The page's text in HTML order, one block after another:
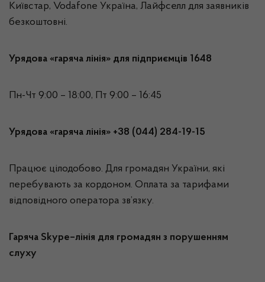
Київстар, Vodafone Україна, Лайфселл для заявників
безкоштовні.
Урядова «гаряча лінія» для підприємців 1648
Пн-Чт 9:00 – 18:00, Пт 9:00 – 16:45
Урядова «гаряча лінія» +38 (044) 284-19-15
Працює цілодобово. Для громадян України, які
перебувають за кордоном. Оплата за тарифами
відповідного оператора зв’язку.
Гаряча Skype–лінія для громадян з порушенням
слуху